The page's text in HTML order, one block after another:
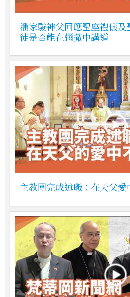
潘家駿神父回應聖座禮儀
徒是否能在彌撒中講道
主教團完成述職：在天父愛